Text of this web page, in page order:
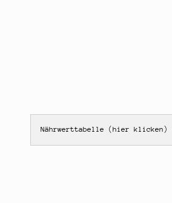
Nährwerttabelle (hier klicken)